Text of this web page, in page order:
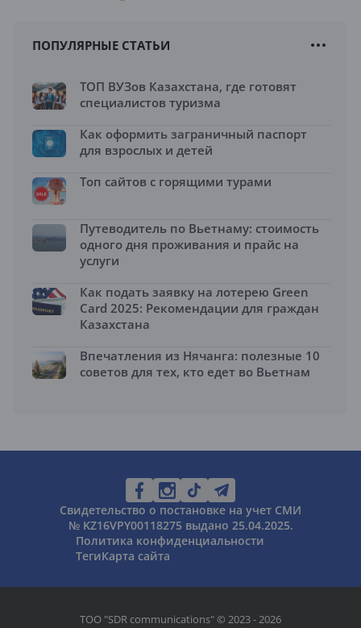
ПОПУЛЯРНЫЕ СТАТЬИ
ТОП ВУЗов Казахстана, где готовят
специалистов туризма
Как оформить заграничный паспорт
для взрослых и детей
Топ сайтов с горящими турами
Путеводитель по Вьетнаму: стоимость
одного дня проживания и прайс на
услуги
Как подать заявку на лотерею Green
Card 2025: Рекомендации для граждан
Казахстана
Впечатления из Нячанга: полезные 10
советов для тех, кто едет во Вьетнам
Свидетельство о постановке на учет СМИ
№ KZ16VPY00118275 выдано 25.04.2025.
Политика конфиденциальности
ТегиКарта сайта
ТОО "SDR communications" © 2023 - 2026